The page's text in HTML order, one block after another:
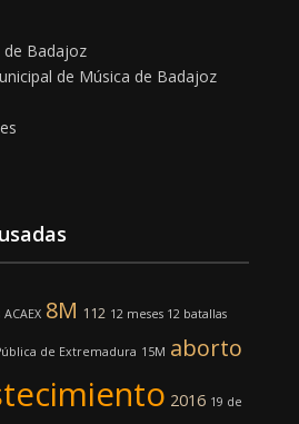
de Badajoz
de Música de Badajoz
ACAEX 8M 112 12 meses 12 batallas
de Extremadura 15M aborto
2016 19 de